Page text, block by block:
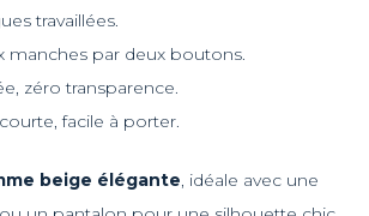
travaillées.
manches par deux boutons.
zéro transparence.
facile à porter.
beige élégante, idéale avec une